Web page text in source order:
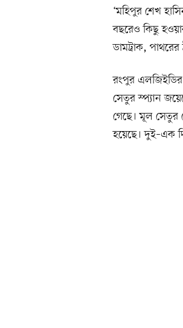
‘মহিপুর শেখ
বছরেও কিছু
ডামট্রাক,
রংপুর
সেতুর স্প্যান
গেছে। মূল সেতুর
হয়েছে। দুই–এক